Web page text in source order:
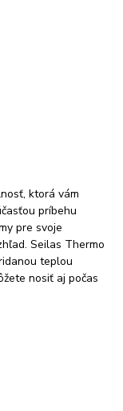
ktorá vám
príbehu
pre svoje
Seilas Thermo
teplou
nosiť aj počas